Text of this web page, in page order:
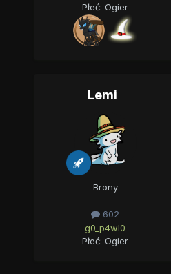
Płeć: Ogier
Lemi
Brony
602
g0_p4wl0
Płeć: Ogier